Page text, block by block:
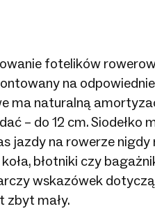
fotelików
na
ma naturalną
– do 12 cm. Siodełko
jazdy na rowerze nigdy
błotniki czy
wskazówek
zbyt mały.